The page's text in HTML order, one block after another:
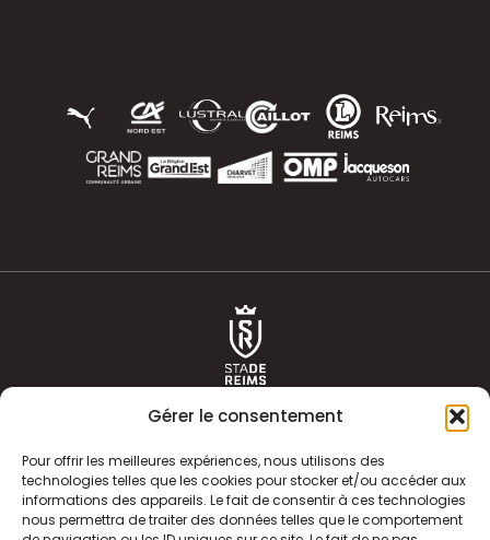
Gérer le consentement
Pour offrir les meilleures expériences, nous utilisons des
technologies telles que les cookies pour stocker et/ou accéder aux
informations des appareils. Le fait de consentir à ces technologies
nous permettra de traiter des données telles que le comportement
ACTUALITÉS HISTOIRE